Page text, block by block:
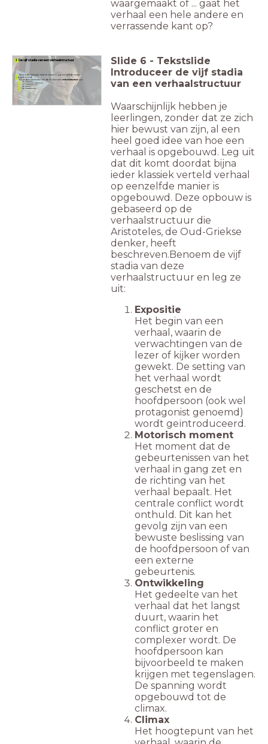
waargemaakt of ... gaat het
verhaal een hele andere en
verrassende kant op?
de expositie;
het motorisch moment;
de ontwikkeling;
de climax
de afwikkeling.
Bijna ieder klassiek verteld verhaal is op eenzelfde manier
opgebouwd.
De andere elementen van deze klassieke
verhaalstructuurzijn:
2 De vijf stadia van een verhaalstructuur Slide 6 - Tekstslide
Introduceer de vijf stadia
van een verhaalstructuur
Waarschijnlijk hebben je
leerlingen, zonder dat ze zich
hier bewust van zijn, al een
heel goed idee van hoe een
verhaal is opgebouwd. Leg uit
dat dit komt doordat bijna
ieder klassiek verteld verhaal
op eenzelfde manier is
opgebouwd. Deze opbouw is
gebaseerd op de
verhaalstructuur die
Aristoteles, de Oud-Griekse
denker, heeft
beschreven.Benoem de vijf
stadia van deze
verhaalstructuur en leg ze
uit:
Expositie
Het begin van een
verhaal, waarin de
verwachtingen van de
lezer of kijker worden
gewekt. De setting van
het verhaal wordt
geschetst en de
hoofdpersoon (ook wel
protagonist genoemd)
wordt geïntroduceerd.
Motorisch moment
Het moment dat de
gebeurtenissen van het
verhaal in gang zet en
de richting van het
verhaal bepaalt. Het
centrale conflict wordt
onthuld. Dit kan het
gevolg zijn van een
bewuste beslissing van
de hoofdpersoon of van
een externe
gebeurtenis.
Ontwikkeling
Het gedeelte van het
verhaal dat het langst
duurt, waarin het
conflict groter en
complexer wordt. De
hoofdpersoon kan
bijvoorbeeld te maken
krijgen met tegenslagen.
De spanning wordt
opgebouwd tot de
climax.
Climax
Het hoogtepunt van het